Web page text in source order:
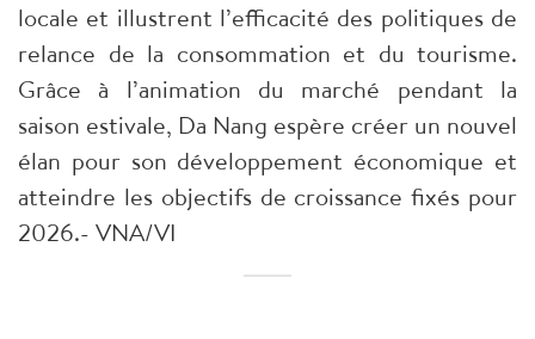
locale et illustrent l’efficacité des politiques de
relance de la consommation et du tourisme.
Grâce à l’animation du marché pendant la
saison estivale, Da Nang espère créer un nouvel
élan pour son développement économique et
atteindre les objectifs de croissance fixés pour
2026.- VNA/VI